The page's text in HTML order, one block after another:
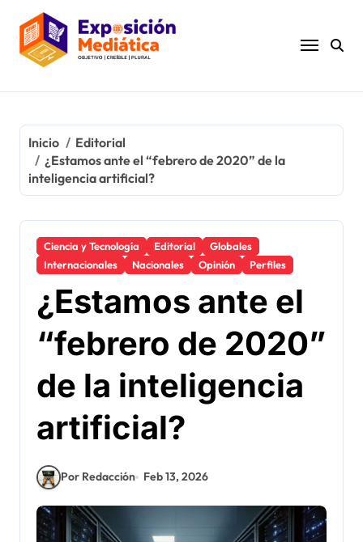
contenido
Inicio
Editorial
¿Estamos ante el “febrero de 2020” de la
inteligencia artificial?
Ciencia y Tecnología Editorial
Globales
Internacionales
Nacionales Opinión Perfiles
¿Estamos ante el
“febrero de 2020”
de la inteligencia
artificial?
Por Redacción Feb 13, 2026